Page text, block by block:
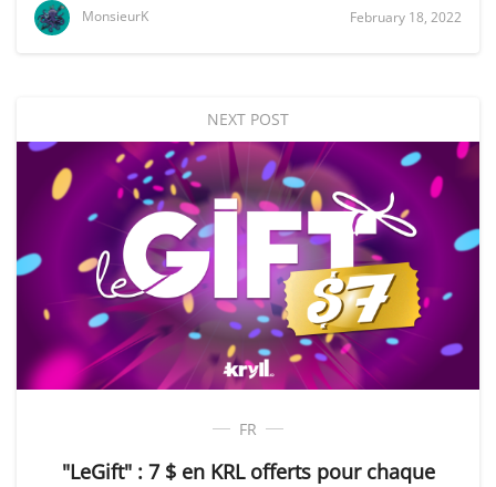
MonsieurK February 18, 2022
NEXT POST
FR
"LeGift" : 7 $ en KRL offerts pour chaque